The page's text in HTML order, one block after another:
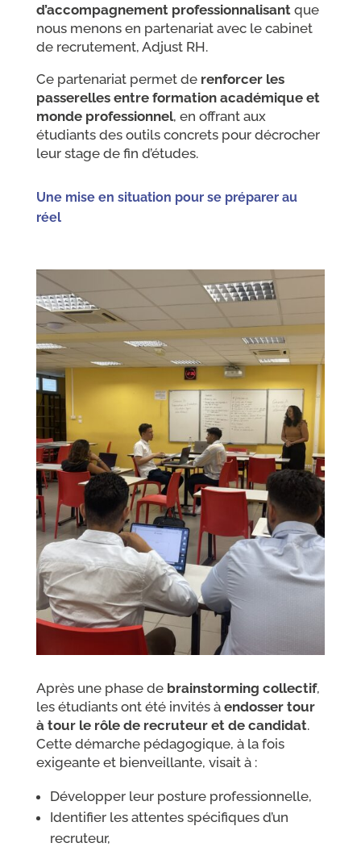
d’accompagnement professionnalisantque
nous menons en partenariat avec le cabinet
de recrutement, Adjust RH.
Ce partenariat permet de renforcer les
passerelles entre formation académique et
monde professionnel, en offrant aux
étudiants des outils concrets pour décrocher
leur stage de fin d’études.
Une mise en situation pour se préparer au
réel
Après une phase de brainstorming collectif,
les étudiants ont été invités à endosser tour
à tour le rôle de recruteur et de candidat.
Cette démarche pédagogique, à la fois
exigeante et bienveillante, visait à :
Développer leur posture professionnelle,
Identifier les attentes spécifiques d’un
recruteur,